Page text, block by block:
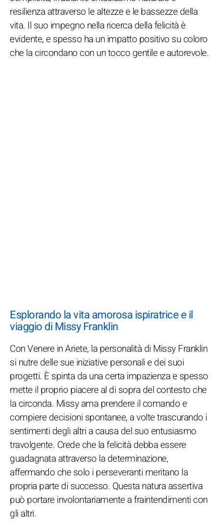
resilienza attraverso le altezze e le bassezze della
vita. Il suo impegno nella ricerca della felicità è
evidente, e spesso ha un impatto positivo su coloro
che la circondano con un tocco gentile e autorevole.
Esplorando la vita amorosa ispiratrice e il
viaggio di Missy Franklin
Con Venere in Ariete, la personalità di Missy Franklin
si nutre delle sue iniziative personali e dei suoi
progetti. È spinta da una certa impazienza e spesso
mette il proprio piacere al di sopra del contesto che
la circonda. Missy ama prendere il comando e
compiere decisioni spontanee, a volte trascurando i
sentimenti degli altri a causa del suo entusiasmo
travolgente. Crede che la felicità debba essere
guadagnata attraverso la determinazione,
affermando che solo i perseveranti meritano la
propria parte di successo. Questa natura assertiva
può portare involontariamente a fraintendimenti con
gli altri.